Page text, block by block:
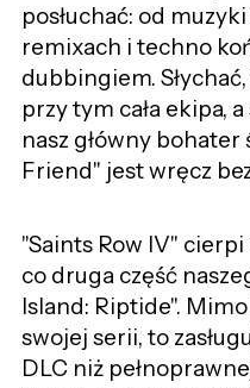
posłuchać: od
remixach i techno
dubbingiem.
przy tym cała ekipa,
nasz główny
Friend" jest wręcz
"Saints Row IV"
co druga część
Island: Riptide".
swojej serii, to
DLC niż